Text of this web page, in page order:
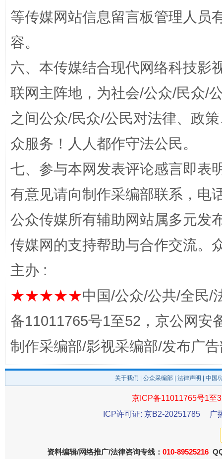
“蜀中异人”王建安的艺术幻境
完善运行机制助力责任有效落实
东山县通报“牛蛙产品抗生素超标问题” 法
等传媒网站信息留言板管理人员
容。
六、本传媒结合现代网络科技影
联网主阵地，为社会/公众/民众/
之间公众/民众/公民对法律、政
众服务！人人都作守法公民。
七、参与本网发表评论感言即表
有意见请向制作采编部联系，电
公众传媒所有辅助网站属多元发
传媒网的支持帮助与合作交流。
主办 :
★★★★★中国/公众/公共/全民/
备11011765号1至52，京公网安
制作采编部/影视采编部/发布广
关于我们 公众采编部 法律声明 | 中国
京ICP备11011765号1至
ICP许可证: 京B2-20251785
广
资料编辑/网络推广/法律咨询专线： 010-89525216